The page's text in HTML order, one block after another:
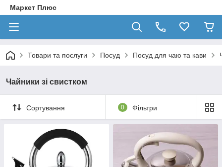
Маркет Плюс
Товари та послуги Посуд Посуд для чаю та кави
Чайники зі свистком
Сортування 0 Фільтри